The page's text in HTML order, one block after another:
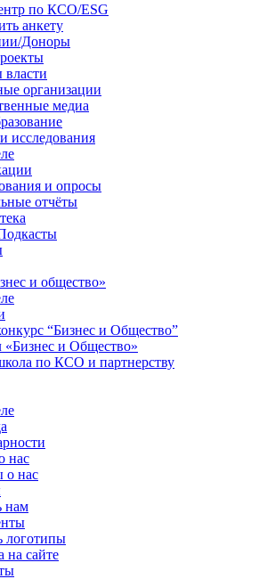
по КСО/ESG
анкету
Доноры
организации
медиа
исследования
и опросы
отчёты
и общество»
“Бизнес и Общество”
и Общество»
по КСО и партнерству
нас
о нас
нам
логотипы
на сайте